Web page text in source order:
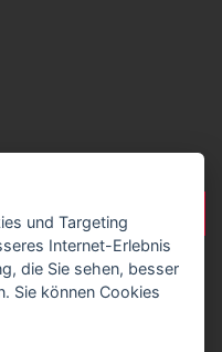
und Targeting
Internet-Erlebnis
die Sie sehen, besser
Sie können Cookies